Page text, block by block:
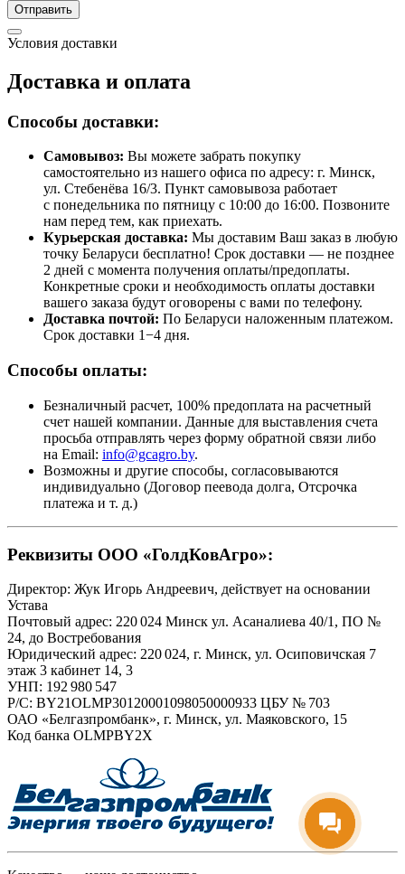
Отправить
Условия доставки
Доставка и оплата
Способы доставки:
Самовывоз: Вы можете забрать покупку
самостоятельно из нашего офиса по адресу: г. Минск,
ул. Стебенёва 16/3. Пункт самовывоза работает
с понедельника по пятницу с 10:00 до 16:00. Позвоните
нам перед тем, как приехать.
Курьерская доставка: Мы доставим Ваш заказ в любую
точку Беларуси бесплатно! Срок доставки — не позднее
2 дней с момента получения оплаты/предоплаты.
Конкретные сроки и необходимость оплаты доставки
вашего заказа будут оговорены с вами по телефону.
Доставка почтой: По Беларуси наложенным платежом.
Срок доставки 1−4 дня.
Способы оплаты:
Безналичный расчет, 100% предоплата на расчетный
счет нашей компании. Данные для выставления счета
просьба отправлять через форму обратной связи либо
на Email: info@gcagro.by.
Возможны и другие способы, согласовываются
индивидуально (Договор пеевода долга, Отсрочка
платежа и т. д.)
Реквизиты ООО «ГолдКовАгро»:
Директор: Жук Игорь Андреевич, действует на основании
Устава
Почтовый адрес: 220 024 Минск ул. Асаналиева 40/1, ПО №
24, до Востребования
Юридический адрес: 220 024, г. Минск, ул. Осиповичская 7
этаж 3 кабинет 14, 3
УНП: 192 980 547
Р/С: BY21OLMP30120001098050000933 ЦБУ № 703
ОАО «Белгазпромбанк», г. Минск, ул. Маяковского, 15
Код банка OLMPBY2X